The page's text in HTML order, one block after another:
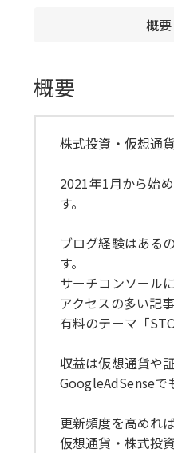
概要
概要
株式投資・仮想通
2021年1月から始
す。
ブログ経験はある
す。
サーチコンソール
アクセスの多い記
有料のテーマ「
収益は仮想通貨や
GoogleAdSenseで
更新頻度を高めれ
仮想通貨・株式投